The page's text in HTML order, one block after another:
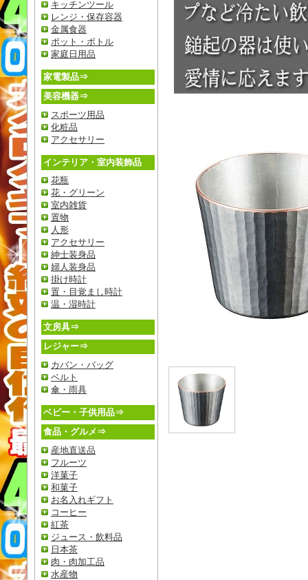
キッチンツール
レンジ・保存容器
金属食器
ポット・ボトル
家庭日用品
家電製品⇒
美容機器⇒
スポーツ用品
化粧品
アクセサリー
インテリア・室内装飾品
花瓶
花・グリーン
室内雑貨
置物
人形
アクセサリー
紳士装身品
婦人装身品
掛け時計
置・目覚まし時計
温・湿時計
文房具⇒
レジャー⇒
カバン・バッグ
ベルト
傘・雨具
ベビー・子供用品⇒
食品・グルメ⇒
産地直送品
フルーツ
洋菓子
和菓子
お名入れギフト
コーヒー
紅茶
ジュース・飲料品
日本茶
肉・肉加工品
水産物